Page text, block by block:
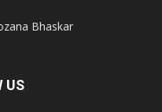
Bhaskar
US